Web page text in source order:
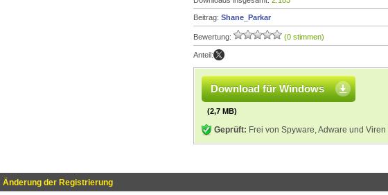
Beitrag: Shane_Parkar
Bewertung: (0 stimmen)
Anteil:
Download für Windows
(2,7 MB)
Geprüft: Frei von Spyware, Adware und Viren
Änderung der Registrierung